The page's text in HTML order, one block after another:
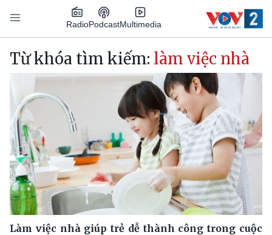
Nhảy đến nội dung
RadioPodcastMultimedia
Main navigation
Từ khóa tìm kiếm: làm việc nhà
Làm việc nhà giúp trẻ dễ thành công trong cuộc